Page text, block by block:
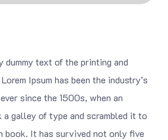
dummy text of the printing and
Ipsum has been the industry’s
since the 1500s, when an
galley of type and scrambled it to
book. It has survived not only five